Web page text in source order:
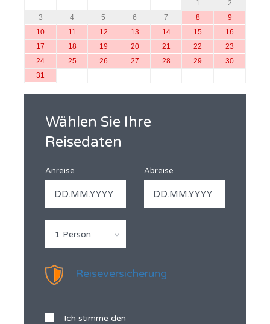
1
2
3
4 5 6 7 8
9
10
11 12 13 14 15
16
17
18 19 20 21 22
23
24
25 26 27 28 29
30
31
Wählen Sie Ihre
Reisedaten
Anreise Abreise
1 Person
Reiseversicherung
Ich stimme den